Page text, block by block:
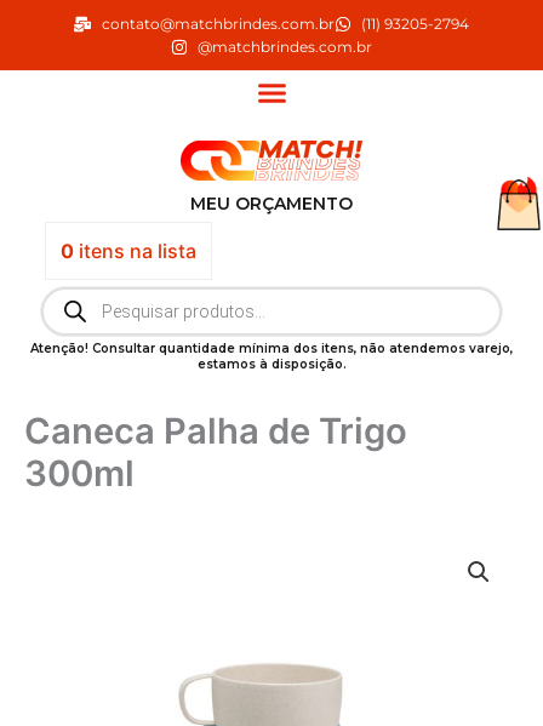
o
contato@matchbrindes.com.br
(11) 93205-2794
@matchbrindes.com.br
MEU ORÇAMENTO
0itens na lista
Pesquisar
produtos
Atenção! Consultar quantidade mínima dos itens, não atendemos varejo,
estamos à disposição.
Caneca Palha de Trigo
300ml